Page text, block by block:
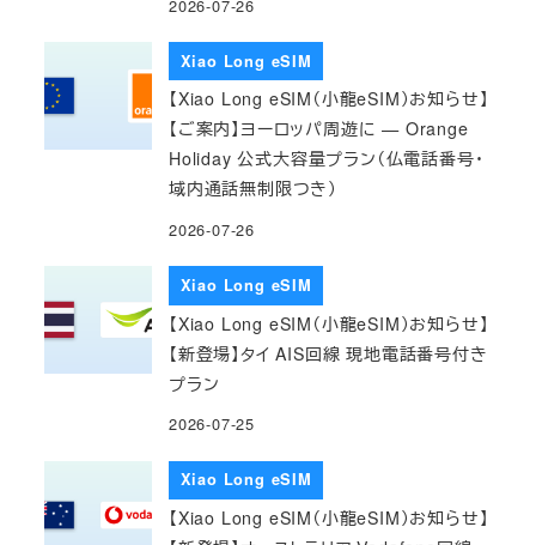
2026-07-26
Xiao Long eSIM
【Xiao Long eSIM（小龍eSIM）お知らせ】
【ご案内】ヨーロッパ周遊に — Orange
Holiday 公式大容量プラン（仏電話番号・
域内通話無制限つき）
2026-07-26
Xiao Long eSIM
【Xiao Long eSIM（小龍eSIM）お知らせ】
【新登場】タイ AIS回線 現地電話番号付き
プラン
2026-07-25
Xiao Long eSIM
【Xiao Long eSIM（小龍eSIM）お知らせ】